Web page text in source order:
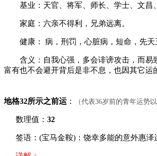
基业：天官、将军、师长、学士、文昌
家庭：六亲不得利，兄弟远离。
健康： 病，刑罚，心脏病，短命，先天
含义：自我心强，多会诽谤攻击，而易致
富有也不会避开背后是非不息，也因其它运
地格32所示之前运 ： （代表36岁前的青年运势
数理值： 32
签语：(宝马金鞍)：饶幸多能的意外惠泽